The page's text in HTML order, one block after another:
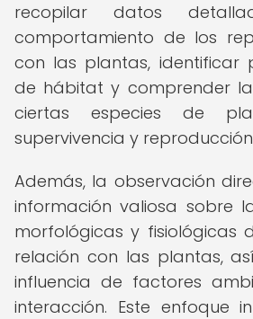
recopilar datos
comportamiento de los
con las plantas, identificar
de hábitat y comprender
ciertas especies de
supervivencia y
Además, la observación
información valiosa sobre
morfológicas y fisiológicas
relación con las plantas,
influencia de factores
interacción. Este enfoque